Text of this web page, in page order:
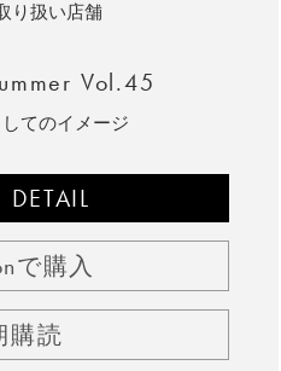
り扱い店舗
Vol.45
てのイメージ
DETAIL
で購入
購読